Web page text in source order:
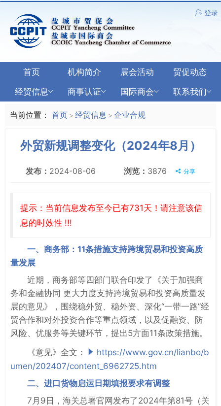
登录
首页 机构简介 展会活动
贸促动态
经贸信息
商事认证 国际商会 联系我们
当前位置： 首页 > 经贸信息 > 企业合规
外贸新规调整变化（2024年8月）
发布： 2024-08-06 浏览： 3876 分享
提示：当前信息发布至今已有731天！请注意该信
息的时效性 !!!
一、商务部：11条措施支持跨境贸易和投资高质
量发展
近期，商务部等四部门联合印发了《关于加强商
务和金融协同 更大力度支持跨境贸易和投资高质量发
展的意见》，围绕稳外贸、稳外资、深化“一带一路”经
贸合作和对外投资合作等重点领域，以及促融资、防
风险、优服务等关键环节，提出5方面11条政策措施。
《意见》全文：
https://www.gov.cn/lianbo/b
umen/202407/content_6962725.htm
二、进口货物启运日期填报要求有调整
7月9日，海关总署官网发布了2024年第81号（关